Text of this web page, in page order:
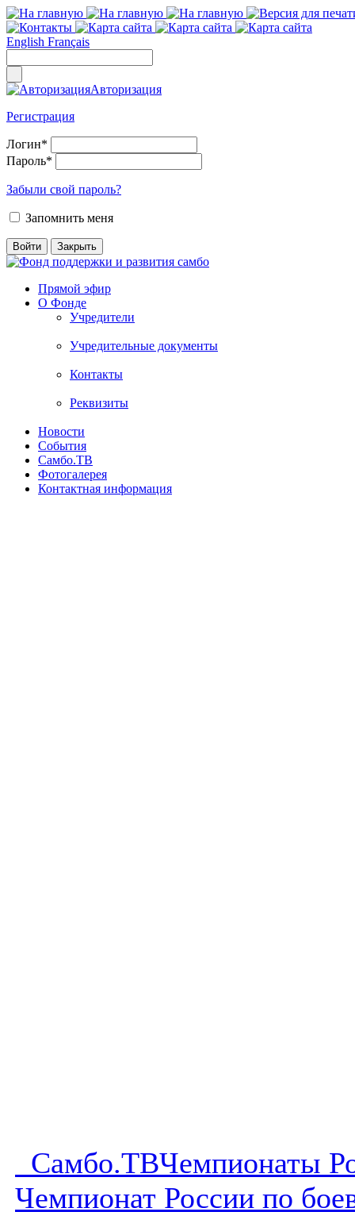
English Français
Авторизация
Регистрация
Логин*
Пароль*
Забыли свой пароль?
Запомнить меня
Прямой эфир
О Фонде
Учредители
Учредительные документы
Контакты
Реквизиты
Новости
События
Самбо.ТВ
Фотогалерея
Контактная информация
Самбо.ТВЧемпионаты
Чемпионат России по